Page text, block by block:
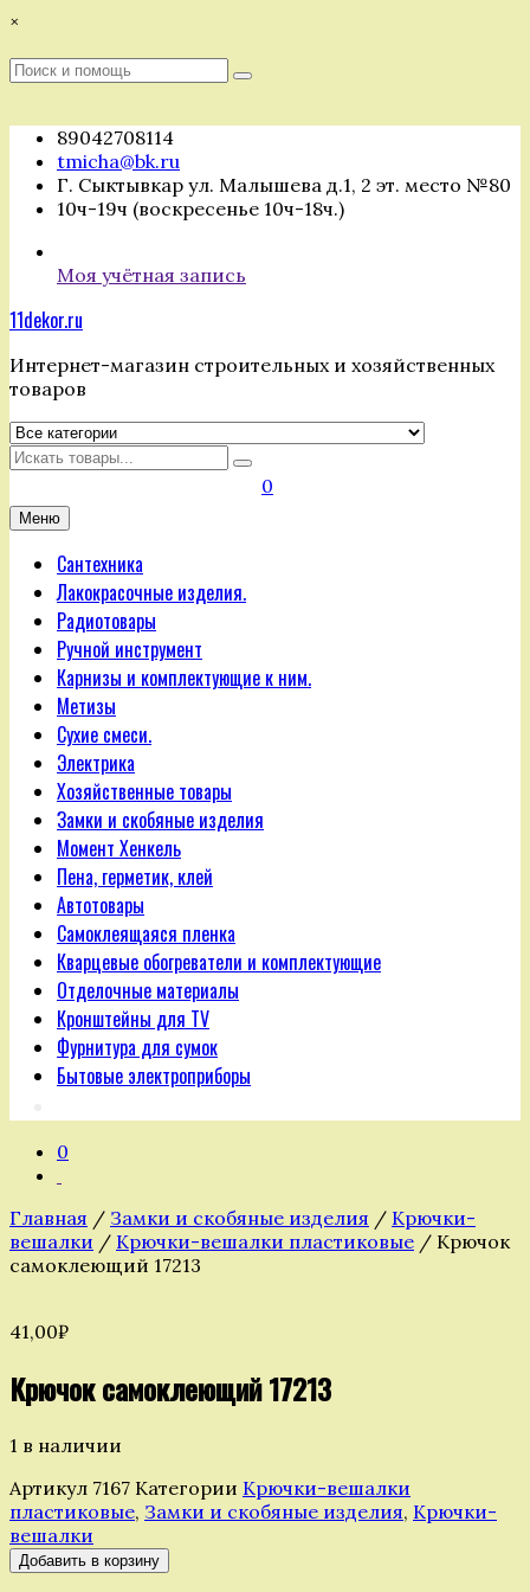
Перейти
содержимому
×
Поиск
Поиск
89042708114
tmicha@bk.ru
Г. Сыктывкар ул. Малышева д.1, 2 эт. место №80
10ч-19ч (воскресенье 10ч-18ч.)
Моя учётная запись
11dekor.ru
Интернет-магазин строительных и хозяйственных
товаров
Искать
0
Меню
Сантехника
Лакокрасочные изделия.
Радиотовары
Ручной инструмент
Карнизы и комплектующие к ним.
Метизы
Сухие смеси.
Электрика
Хозяйственные товары
Замки и скобяные изделия
Момент Хенкель
Пена, герметик, клей
Автотовары
Самоклеящаяся пленка
Кварцевые обогреватели и комплектующие
Отделочные материалы
Кронштейны для TV
Фурнитура для сумок
Бытовые электроприборы
0
Главная / Замки и скобяные изделия / Крючки-
вешалки / Крючки-вешалки пластиковые / Крючок
самоклеющий 17213
41,00₽
Крючок самоклеющий 17213
1 в наличии
Артикул 7167 Категории Крючки-вешалки
пластиковые, Замки и скобяные изделия, Крючки-
вешалки
Количество
товара
Добавить в корзину